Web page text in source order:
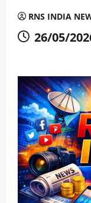
RNS INDIA
26/05/